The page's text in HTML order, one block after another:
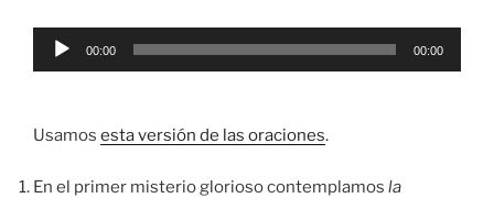
Reproductor
00:00 00:00
Usamos esta versión de las oraciones.
En el primer misterio glorioso contemplamos la